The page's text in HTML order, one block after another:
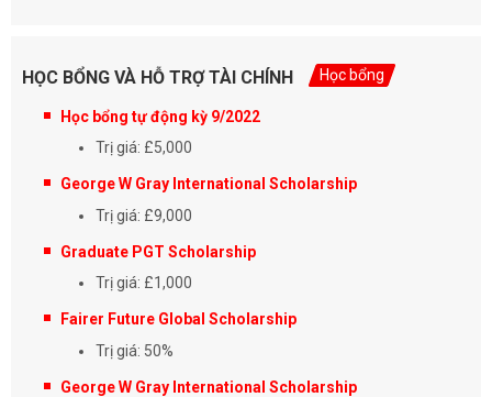
HỌC BỔNG VÀ HỖ TRỢ TÀI CHÍNH Học bổng
Học bổng tự động kỳ 9/2022
Trị giá: £5,000
George W Gray International Scholarship
Trị giá: £9,000
Graduate PGT Scholarship
Trị giá: £1,000
Fairer Future Global Scholarship
Trị giá: 50%
George W Gray International Scholarship